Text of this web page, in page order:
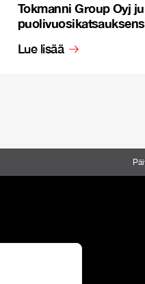
Tokmanni Group Oyj
Lue lisää